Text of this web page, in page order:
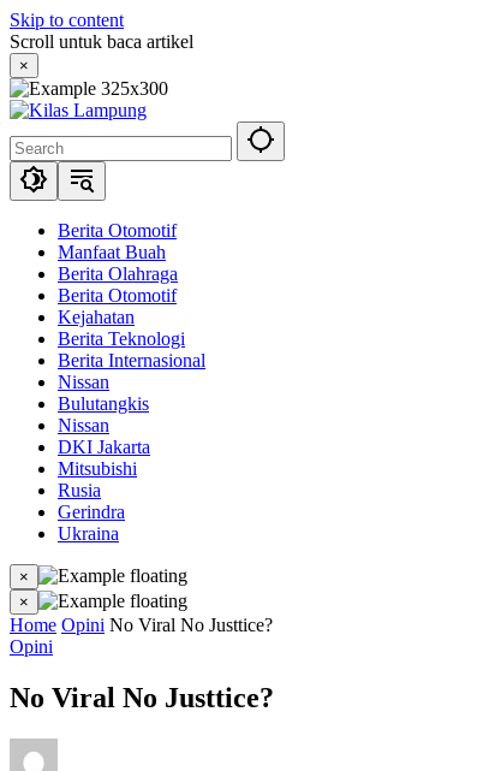
Skip to content
Scroll untuk baca artikel
×
Berita Otomotif
Manfaat Buah
Berita Olahraga
Berita Otomotif
Kejahatan
Berita Teknologi
Berita Internasional
Nissan
Bulutangkis
Nissan
DKI Jakarta
Mitsubishi
Rusia
Gerindra
Ukraina
×
×
Home Opini No Viral No Justtice?
Opini
No Viral No Justtice?